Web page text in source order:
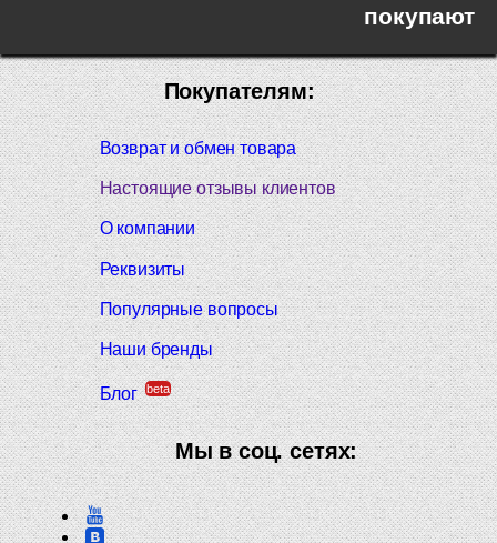
покупают
Покупателям:
Возврат и обмен товара
Настоящие отзывы клиентов
О компании
Реквизиты
Популярные вопросы
Наши бренды
Блог beta
Мы в соц. сетях: